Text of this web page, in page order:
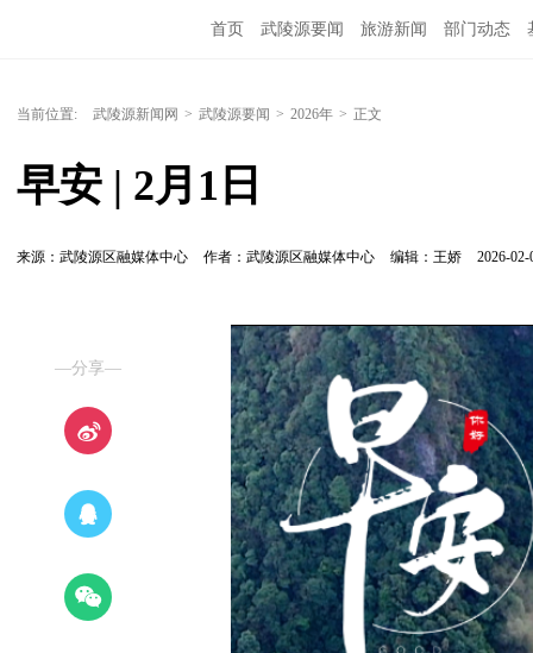
首页 武陵源要闻 旅游新闻 部门动态
当前位置: 武陵源新闻网 > 武陵源要闻 > 2026年 > 正文
早安 | 2月1日
来源：武陵源区融媒体中心 作者：武陵源区融媒体中心 编辑：王娇 2026-02-
—分享—